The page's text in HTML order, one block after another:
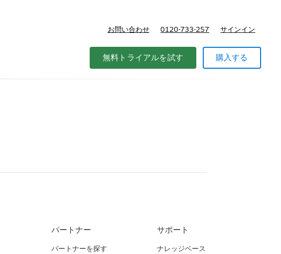
for プランと価格
お問い合わせ 0120-733-257 サインイン
無料トライアルを試す 購入する
パートナー
パートナーを探す
サポート
ナレッジベース